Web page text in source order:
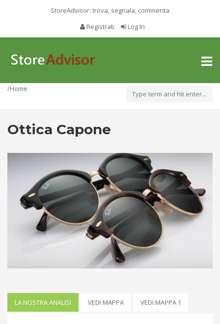
StoreAdvisor: trova, segnala, commenta
Registrati
Log In
Toggle
/Home
Ottica Capone
LA NOSTRA ANALISI VEDI MAPPA VEDI MAPPA 1